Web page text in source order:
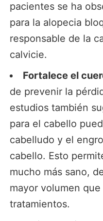
pacientes se ha
para la alopecia
responsable de la
calvicie.
Fortalece el
de prevenir la
estudios también
para el cabello
cabelludo y el
cabello. Esto
mucho más sano,
mayor volumen
tratamientos.